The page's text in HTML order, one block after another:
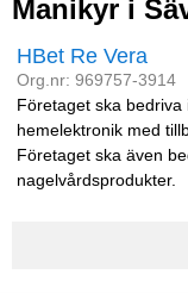
Manikyr i
HBet Re Vera
Org.nr: 969757-3914
Företaget ska
hemelektronik med
Företaget ska även
nagelvårdsprodukter.